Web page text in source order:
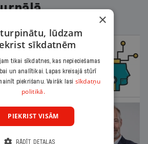
×
lūdzam
sīkdatnēm
tikai sīkdatnes, kas nepieciešamas
un analītikai. Lapas kreisajā stūrī
piekrišanu. Vairāk lasi sīkdatņu
politikā.
PIEKRIST VISĀM
RĀDĪT DETAĻAS